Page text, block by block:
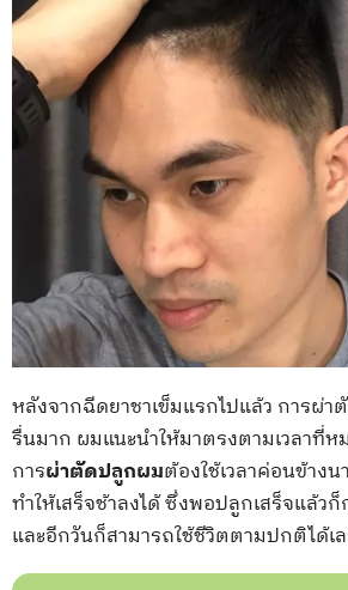
หลังจากฉีดยาชาเข็มแรกไปแล้ว การผ่า
รื่นมาก ผมแนะนำให้มาตรงตามเวลาที่ห
การผ่าตัดปลูกผมต้องใช้เวลาค่อนข้าง
ทำให้เสร็จช้าลงได้ ซึ่งพอปลูกเสร็จแล้
และอีกวันก็สามารถใช้ชีวิตตามปกติได้เ